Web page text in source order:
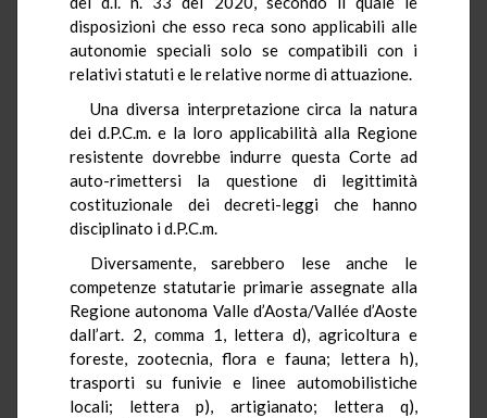
disposizioni che esso reca sono applicabili alle
autonomie speciali solo se compatibili con i
relativi statuti e le relative norme di attuazione.
Una diversa interpretazione circa la natura
dei d.P.C.m. e la loro applicabilità alla Regione
resistente dovrebbe indurre questa Corte ad
auto-rimettersi la questione di legittimità
costituzionale dei decreti-leggi che hanno
disciplinato i d.P.C.m.
Diversamente, sarebbero lese anche le
competenze statutarie primarie assegnate alla
Regione autonoma Valle d’Aosta/Vallée d’Aoste
dall’art. 2, comma 1, lettera d), agricoltura e
foreste, zootecnia, flora e fauna; lettera h),
trasporti su funivie e linee automobilistiche
locali; lettera p), artigianato; lettera q),